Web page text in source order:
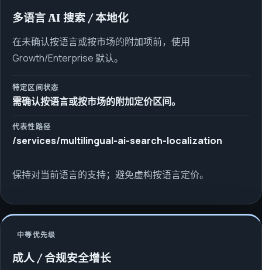
多语言 AI 搜索 / 本地化
在未确认按语言或按市场的附加项前，使用
Growth/Enterprise 默认。
特定区间状态
需确认按语言或按市场的附加定价区间。
代表性路径
/services/multilingual-ai-search-localization
保持对当前语言的支持；避免虚构按语言定价。
中等优先级
成人 / 合规安全增长